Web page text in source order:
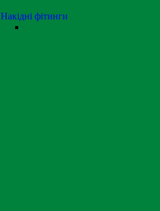
Накідні фітинги